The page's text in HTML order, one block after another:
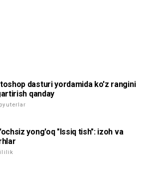
dasturi yordamida ko'z rangini
qanday
yong'oq "Issiq tish": izoh va